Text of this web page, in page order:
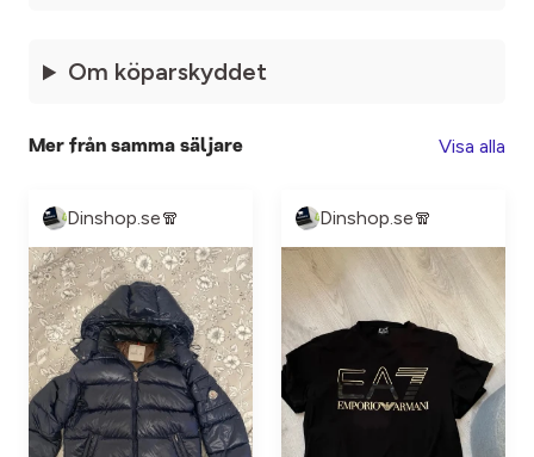
Om köparskyddet
Mer från samma säljare Visa alla
Dinshop.se🧣 Dinshop.se🧣